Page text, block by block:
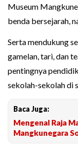
Museum
benda bersejarah,
Serta mendukung
gamelan, tari, dan
pentingnya
sekolah-sekolah di
Baca Juga:
Mengenal Raja
Mangkunegara